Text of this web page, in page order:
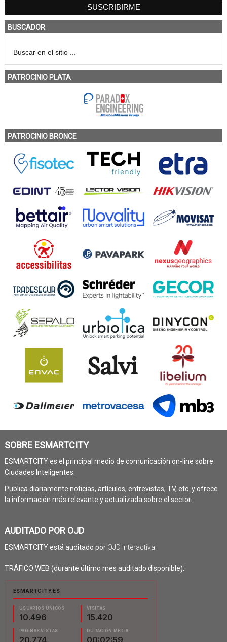
BUSCADOR
PATROCINIO PLATA
PATROCINIO BRONCE
SOBRE ESMARTCITY
ESMARTCITY es el principal medio de comunicación on-line sobre
Ciudades Inteligentes.
Publica diariamente noticias, artículos, entrevistas, TV, etc. y ofrece
la información más relevante y actualizada sobre el sector.
AUDITADO POR OJD
ESMARTCITY está auditado por OJD Interactiva.
TRÁFICO WEB (durante último mes auditado disponible):